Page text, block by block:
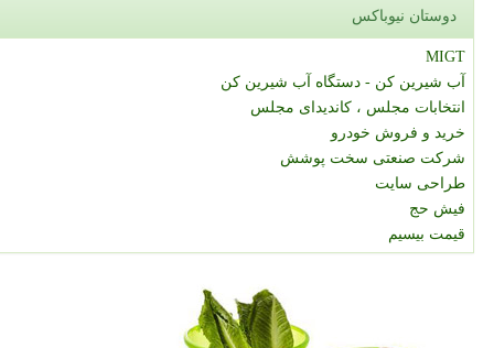
دوستان نیوباکس
MIGT
آب شیرین کن - دستگاه آب شیرین کن
انتخابات مجلس ، کاندیدای مجلس
خرید و فروش خودرو
شرکت صنعتی سخت پوشش
طراحی سایت
فیش حج
قیمت بیسیم